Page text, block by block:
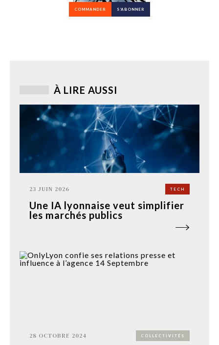
COMMANDER S’ABONNER
À LIRE AUSSI
23 JUIN 2026 TECH
Une IA lyonnaise veut simplifier
les marchés publics
28 OCTOBRE 2024 COLLECTIVITÉS